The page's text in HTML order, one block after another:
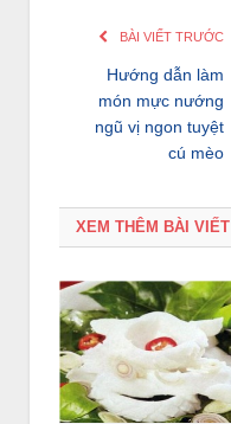
BÀI VIẾT TRƯỚC
Hướng dẫn làm
món mực nướng
ngũ vị ngon tuyệt
cú mèo
XEM THÊM BÀI VIẾT